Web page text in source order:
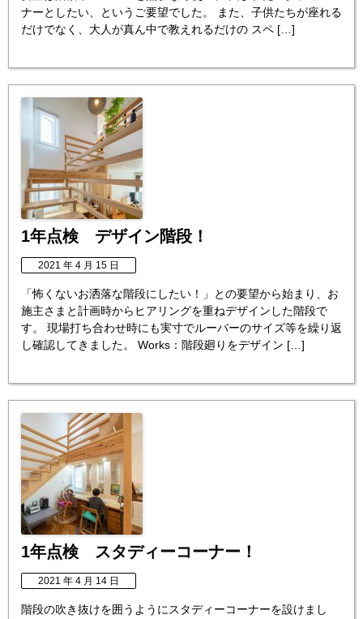
ナーとしたい、というご要望でした。 また、子供たちが座れる
だけでなく、大人が真ん中で教えれるだけの スペ […]
1年点検 デザイン階段！
2021 年 4 月 15 日
「怖くないお洒落な階段にしたい！」との要望から始まり、お
施主さまと計画時からヒアリングを重ねデザインした階段で
す。 現場打ち合わせ時にも実寸でルーバーのサイズ等を繰り返
し確認してきました。 Works：階段廻りをデザイン […]
1年点検 スタディーコーナー！
2021 年 4 月 14 日
階段の吹き抜けを囲うようにスタディーコーナーを設けまし